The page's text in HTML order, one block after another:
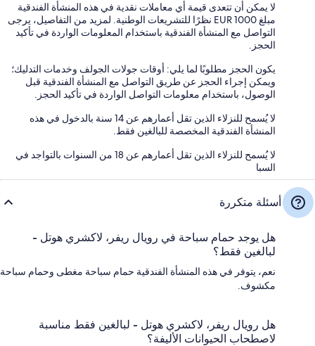
لا يمكن أن تتعدى قيمة أي معاملات نقدية في هذه المنشأة الفندقية
مبلغ EUR 1000 نظرًا للتشريعات الوطنية. لمزيد من التفاصيل، يرجى
التواصل مع المنشأة الفندقية باستخدام المعلومات الواردة في تأكيد
الحجز.
يكون الحجز مطلوبًا لما يلي: أوقات جولات الجولف وخدمات التدليك؛
ويمكن إجراء الحجز عن طريق التواصل مع المنشأة الفندقية قبل
الوصول، باستخدام معلومات التواصل الواردة في تأكيد الحجز.
لا يُسمح للنزلاء الذين تقل أعمارهم عن 14 سنة بالدخول في هذه
المنشأة الفندقية المخصصة للبالغين فقط.
لا يُسمح للنزلاء الذين تقل أعمارهم عن 18 من السنوات بالتواجد في
السبا
أسئلة متكررة
هل يوجد حمام سباحة في رويال ريفر، لاكشري هوتل -
لبالغين فقط؟
نعم، يتوفر في هذه المنشأة الفندقية حمام سباحة مغطى وحمام سباحة
مكشوف.
هل رويال ريفر، لاكشري هوتل - لبالغين فقط مناسبة
لاصطحاب الحيوانات الأليفة؟